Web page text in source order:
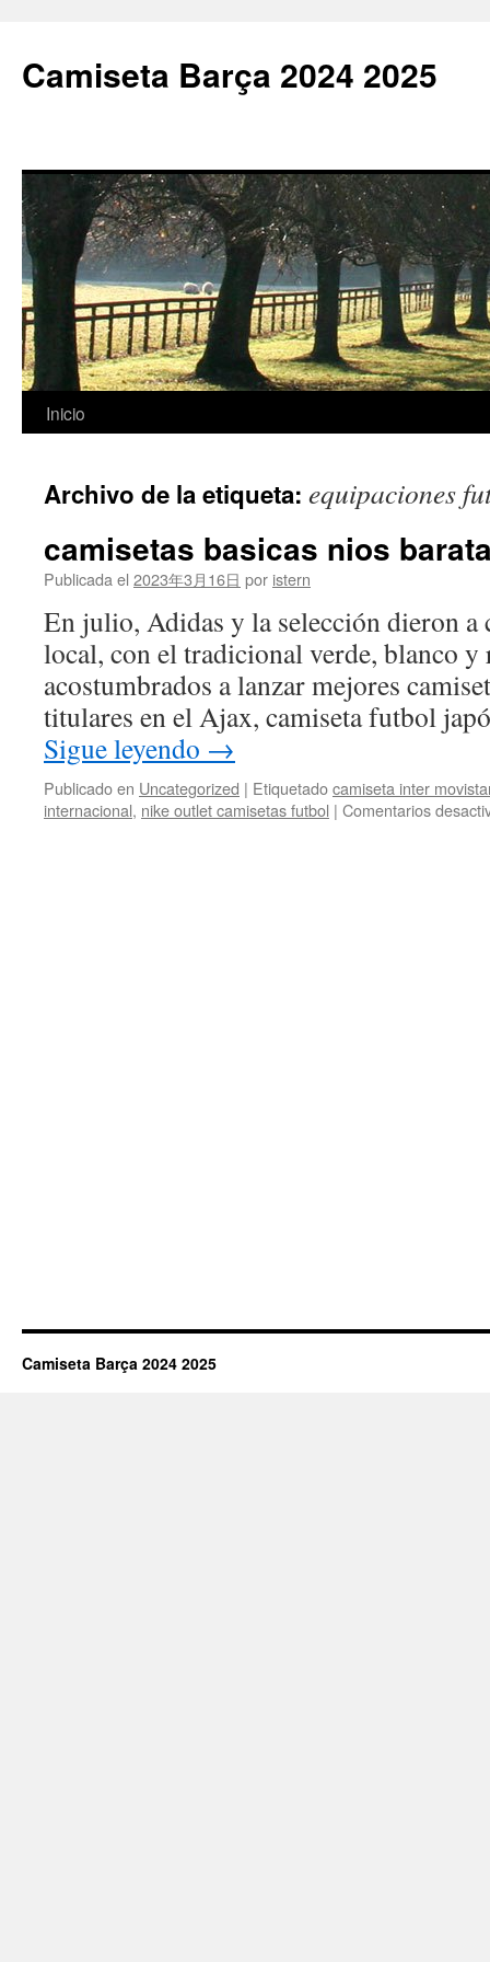
Camiseta Barça 2024 2025
Saltar
contenido
Inicio
Archivo de la etiqueta: equipaciones
camisetas basicas nios
Publicada el 2023年3月16日 por istern
En julio, Adidas y la selección dieron
local, con el tradicional verde, blanco
acostumbrados a lanzar mejores
titulares en el Ajax, camiseta futbol
Sigue leyendo →
Publicado en Uncategorized | Etiquetadocamiseta inter
internacional, nike outlet camisetas futbol | Comentarios
Camiseta Barça 2024 2025